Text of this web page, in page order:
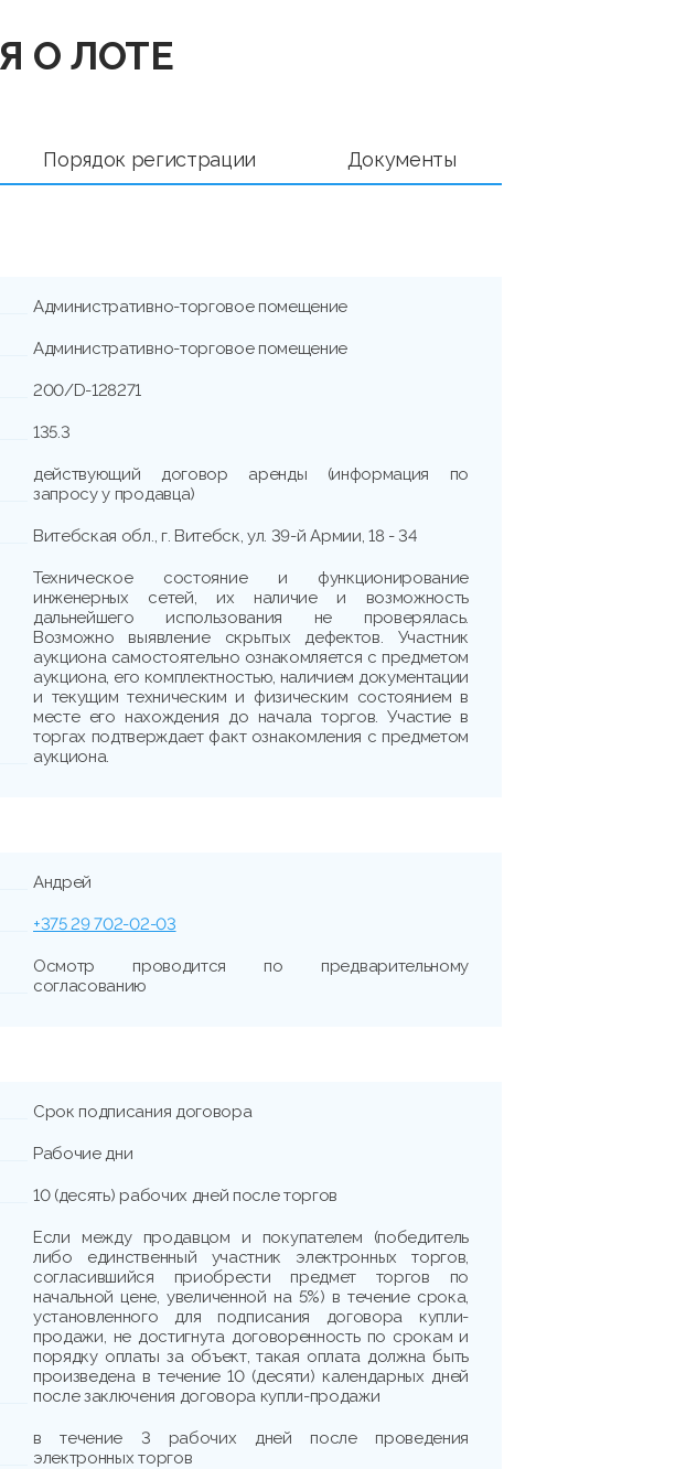
О ЛОТЕ
Порядок регистрации Документы
Административно-торговое помещение
Административно-торговое помещение
200/D-128271
135.3
действующий договор аренды (информация по
запросу у продавца)
Витебская обл., г. Витебск, ул. 39-й Армии, 18 - 34
Техническое состояние и функционирование
инженерных сетей, их наличие и возможность
дальнейшего использования не проверялась.
Возможно выявление скрытых дефектов. Участник
аукциона самостоятельно ознакомляется с предметом
аукциона, его комплектностью, наличием документации
и текущим техническим и физическим состоянием в
месте его нахождения до начала торгов. Участие в
торгах подтверждает факт ознакомления с предметом
аукциона.
Андрей
+375 29 702-02-03
Осмотр проводится по предварительному
согласованию
Срок подписания договора
Рабочие дни
10 (десять) рабочих дней после торгов
Если между продавцом и покупателем (победитель
либо единственный участник электронных торгов,
согласившийся приобрести предмет торгов по
начальной цене, увеличенной на 5%) в течение срока,
установленного для подписания договора купли-
продажи, не достигнута договоренность по срокам и
порядку оплаты за объект, такая оплата должна быть
произведена в течение 10 (десяти) календарных дней
после заключения договора купли-продажи
в течение 3 рабочих дней после проведения
электронных торгов